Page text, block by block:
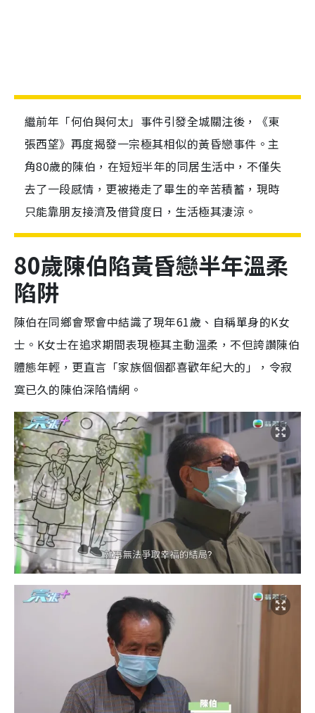
繼前年「何伯與何太」事件引發全城關注後，《東
張西望》再度揭發一宗極其相似的黃昏戀事件。主
角80歲的陳伯，在短短半年的同居生活中，不僅失
去了一段感情，更被捲走了畢生的辛苦積蓄，現時
只能靠朋友接濟及借貸度日，生活極其淒涼。
80歲陳伯陷黃昏戀半年溫柔
陷阱
陳伯在同鄉會聚會中結識了現年61歲、自稱單身的K女
士。K女士在追求期間表現極其主動溫柔，不但誇讚陳伯
體態年輕，更直言「家族個個都喜歡年紀大的」，令寂
寞已久的陳伯深陷情網。